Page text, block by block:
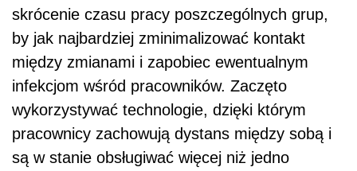
skrócenie czasu pracy poszczególnych grup,
by jak najbardziej zminimalizować kontakt
między zmianami i zapobiec ewentualnym
infekcjom wśród pracowników. Zaczęto
wykorzystywać technologie, dzięki którym
pracownicy zachowują dystans między sobą i
są w stanie obsługiwać więcej niż jedno